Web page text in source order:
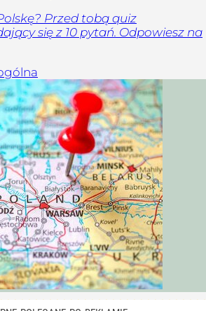
Przed tobą quiz
się z 10 pytań. Odpowiesz na